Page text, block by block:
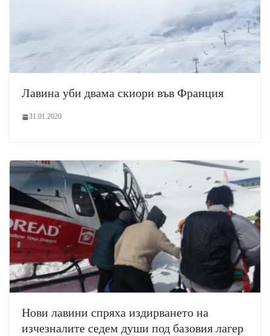
Лавина уби двама скиори във Франция
31.01.2020
Нови лавини спряха издирването на
изчезналите седем души под базовия лагер